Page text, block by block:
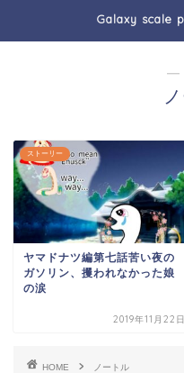
Galaxy scale
―
ストーリー
ヤマドナツ編第七話苦い夜の
ガソリン、攫われなかった娘
の涙
2019年11月22日
HOME ノートル